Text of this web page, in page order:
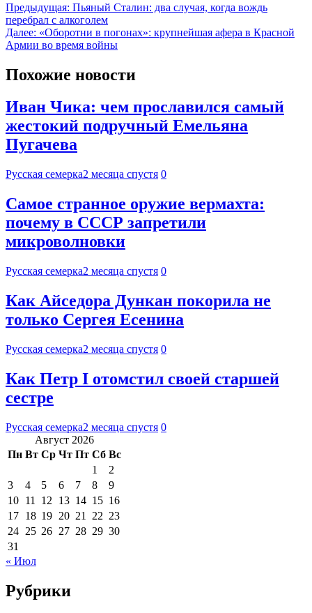
Предыдущая: Пьяный Сталин: два случая, когда вождь
перебрал с алкоголем
Далее: «Оборотни в погонах»: крупнейшая афера в Красной
Армии во время войны
Похожие новости
Иван Чика: чем прославился самый
жестокий подручный Емельяна
Пугачева
Русская семерка2 месяца спустя 0
Самое странное оружие вермахта:
почему в СССР запретили
микроволновки
Русская семерка2 месяца спустя 0
Как Айседора Дункан покорила не
только Сергея Есенина
Русская семерка2 месяца спустя 0
Как Петр I отомстил своей старшей
сестре
Русская семерка2 месяца спустя 0
Август 2026
Пн Вт Ср Чт Пт Сб Вс
1
2
3
4 5 6 7 8
9
10 11 12 13 14 15 16
17 18 19 20 21 22 23
24 25 26 27 28 29 30
31
« Июл
Рубрики